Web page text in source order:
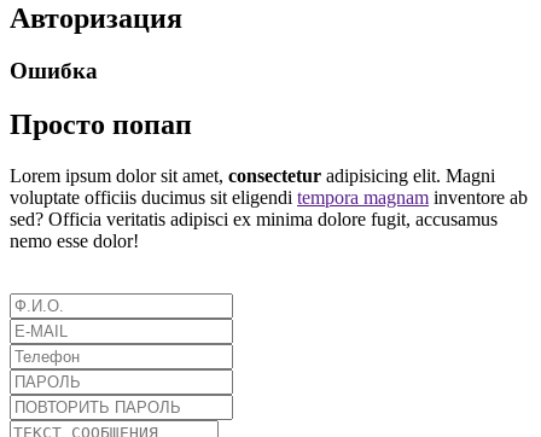
Авторизация
Ошибка
Просто попап
Lorem ipsum dolor sit amet, consectetur adipisicing elit. Magni
voluptate officiis ducimus sit eligendi tempora magnam inventore ab
sed? Officia veritatis adipisci ex minima dolore fugit, accusamus
nemo esse dolor!